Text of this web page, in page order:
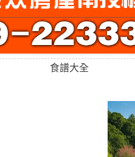
食譜大全